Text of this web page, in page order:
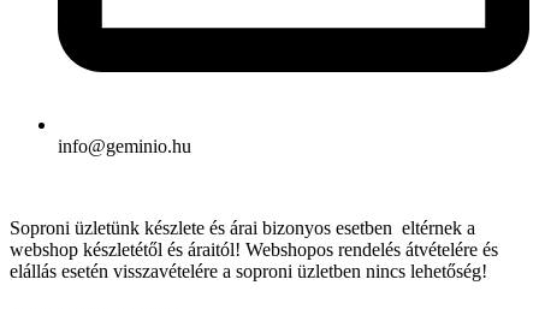
info@geminio.hu
Soproni üzletünk készlete és árai bizonyos esetben eltérnek a
webshop készletétől és áraitól! Webshopos rendelés átvételére és
elállás esetén visszavételére a soproni üzletben nincs lehetőség!